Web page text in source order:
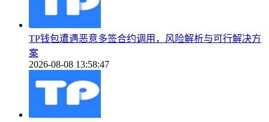
TP钱包遭遇恶意多签合约调用，风险解析与可行解决方
案
2026-08-08 13:58:47